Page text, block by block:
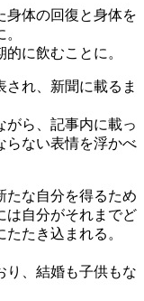
身体の回復と身体を
に飲むことに。
れ、新聞に載るま
がら、記事内に載っ
らない表情を浮かべ
たな自分を得るため
は自分がそれまでど
たき込まれる。
り、結婚も子供もな